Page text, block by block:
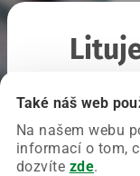
Také náš web
Na našem webu
informací o tom,
dozvíte zde.
Chyba
Zkuste prosím